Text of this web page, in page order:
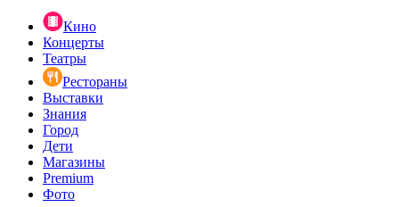
Кино
Концерты
Театры
Рестораны
Выставки
Знания
Город
Дети
Магазины
Premium
Фото